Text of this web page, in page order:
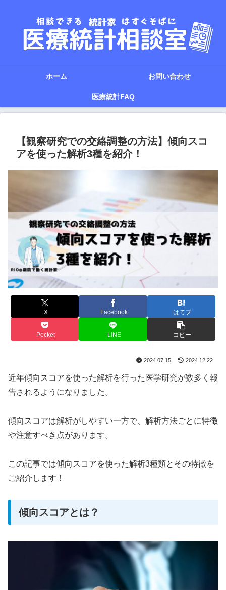
ホーム お問い合わせ
医療統計FAQ
【観察研究での交絡調整の方法】傾向スコ
アを使った解析3種を紹介！
X Facebook はてブ
Pocket LINE コピー
2024.07.15 2024.12.22
近年傾向スコアを使った解析を行った医学研究が数多く報
告されるようになりました。
傾向スコアは解析がしやすい一方で、解析方法ごとに特徴
や注意すべき点があります。
この記事では傾向スコアを使った解析3種類とその特徴を
ご紹介します！
傾向スコアとは？